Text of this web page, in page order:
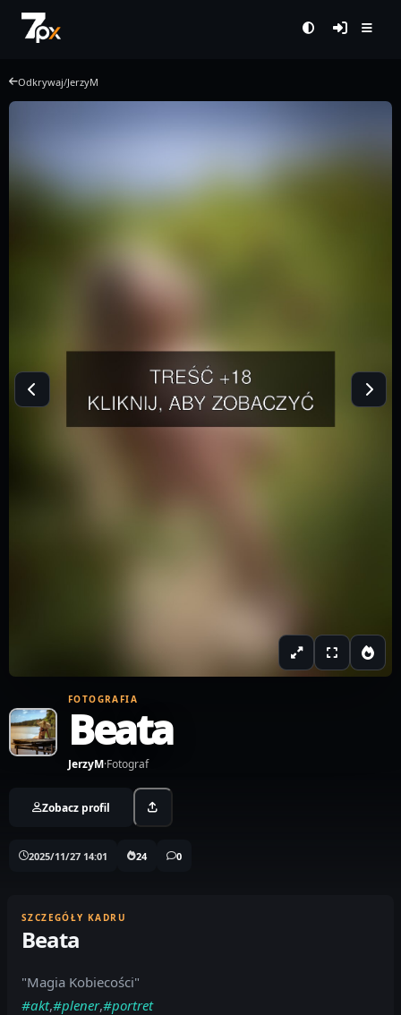
Odkrywaj/JerzyM
FOTOGRAFIA
Beata
JerzyM·Fotograf
Zobacz profil
2025/11/27 14:01 24 0
SZCZEGÓŁY KADRU
Beata
"Magia Kobiecości"
#akt,#plener,#portret